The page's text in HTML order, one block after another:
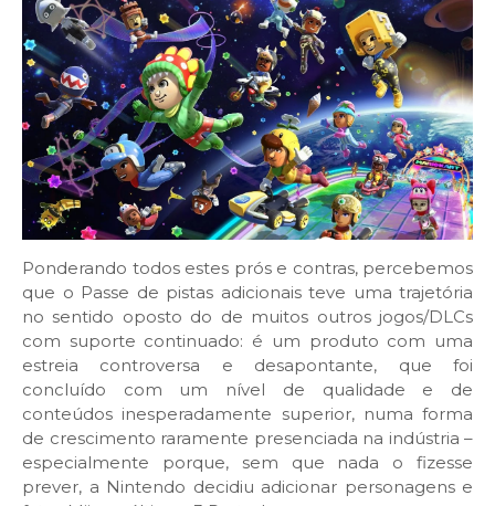
Ponderando todos estes prós e contras, percebemos
que o Passe de pistas adicionais teve uma trajetória
no sentido oposto do de muitos outros jogos/DLCs
com suporte continuado: é um produto com uma
estreia controversa e desapontante, que foi
concluído com um nível de qualidade e de
conteúdos inesperadamente superior, numa forma
de crescimento raramente presenciada na indústria –
especialmente porque, sem que nada o fizesse
prever, a Nintendo decidiu adicionar personagens e